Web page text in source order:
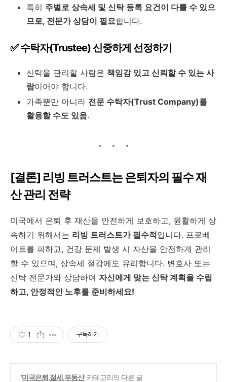
특히 주별로 상속세 및 신탁 등록 요건이 다를 수 있으
므로, 전문가 상담이 필요합니다.
✅ 수탁자(Trustee) 신중하게 선정하기
신탁을 관리할 사람은 책임감 있고 신뢰할 수 있는 사
람이어야 합니다.
가족뿐만 아니라 전문 수탁자(Trust Company)를
활용할 수도 있음.
[결론] 리빙 트러스트는 은퇴자의 필수 재
산 관리 전략
미국에서 은퇴 후 재산을 안전하게 보호하고, 원활하게 상
속하기 위해서는 리빙 트러스트가 필수적입니다. 프로베
이트를 피하고, 건강 문제 발생 시 자산을 안전하게 관리
할 수 있으며, 상속세 절감에도 유리합니다. 변호사 또는
신탁 전문가와 상담하여 자신에게 맞는 신탁 계획을 수립
하고, 안정적인 노후를 준비하세요!
1 구독하기
'미국은퇴,절세,부동산' 카테고리의 다른 글